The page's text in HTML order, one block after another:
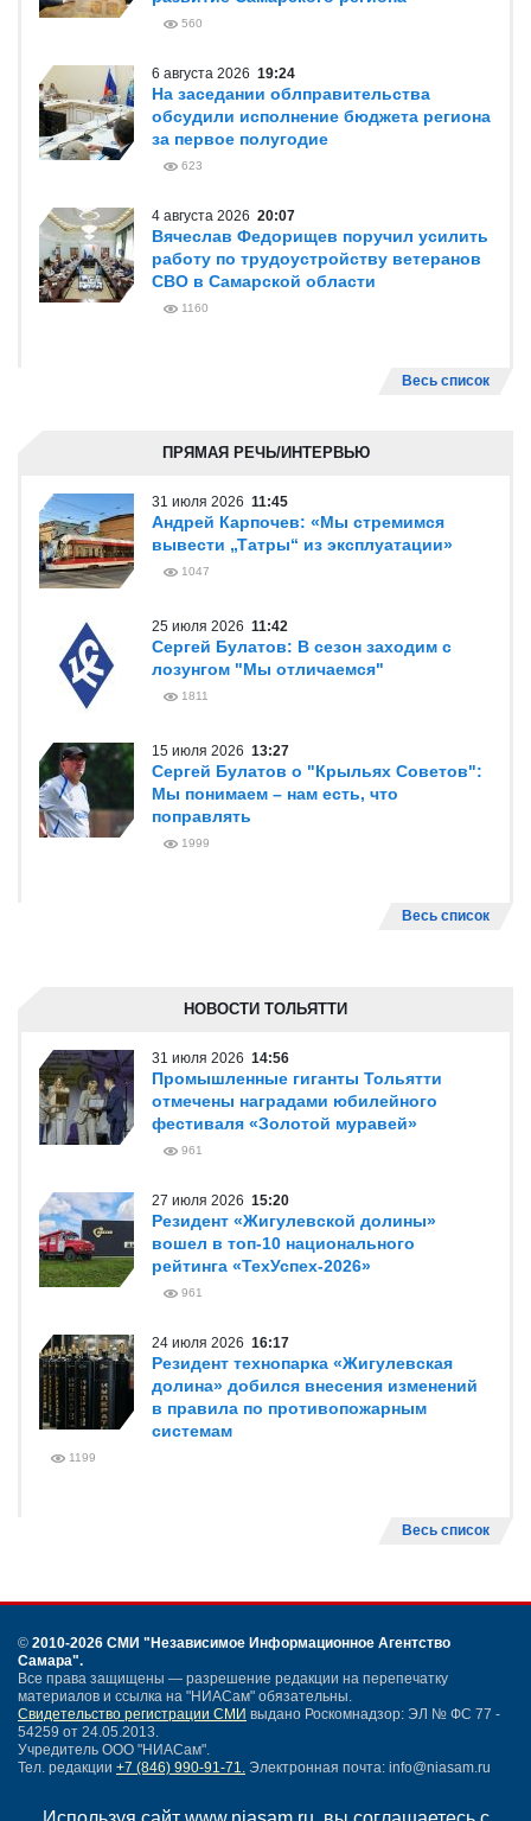
560
6 августа 2026 19:24
На заседании облправительства
обсудили исполнение бюджета региона
за первое полугодие
623
4 августа 2026 20:07
Вячеслав Федорищев поручил усилить
работу по трудоустройству ветеранов
СВО в Самарской области
1160
Весь список
ПРЯМАЯ РЕЧЬ/ИНТЕРВЬЮ
31 июля 2026 11:45
Андрей Карпочев: «Мы стремимся
вывести „Татры“ из эксплуатации»
1047
25 июля 2026 11:42
Сергей Булатов: В сезон заходим с
лозунгом "Мы отличаемся"
1811
15 июля 2026 13:27
Сергей Булатов о "Крыльях Советов":
Мы понимаем – нам есть, что
поправлять
1999
Весь список
НОВОСТИ ТОЛЬЯТТИ
31 июля 2026 14:56
Промышленные гиганты Тольятти
отмечены наградами юбилейного
фестиваля «Золотой муравей»
961
27 июля 2026 15:20
Резидент «Жигулевской долины»
вошел в топ-10 национального
рейтинга «ТехУспех-2026»
961
24 июля 2026 16:17
Резидент технопарка «Жигулевская
долина» добился внесения изменений
в правила по противопожарным
системам
1199
Весь список
© 2010-2026 СМИ "Независимое Информационное Агентство
Самара".
Все права защищены — разрешение редакции на перепечатку
материалов и ссылка на "НИАСам" обязательны.
Свидетельство регистрации СМИ выдано Роскомнадзор: ЭЛ № ФС 77 -
54259 от 24.05.2013.
Учредитель ООО "НИАСам".
Тел. редакции +7 (846) 990-91-71. Электронная почта: info@niasam.ru